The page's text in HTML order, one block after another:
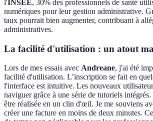
l'INSEE, 30% des professionnels de santé
numériques pour leur gestion administrative.
taux pourrait bien augmenter, contribuant à
administratives.
La facilité d'utilisation : un atout
Lors de mes essais avec Andreane, j'ai été
facilité d'utilisation. L’inscription se fait en
l'interface est intuitive. Les nouveaux
naviguer grâce à une série de tutoriels
être réalisée en un clin d'œil. Je me souviens
créer une facture en moins de deux minutes.